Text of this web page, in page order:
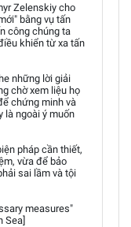
Zelenskiy cho
bằng vụ tấn
công chúng ta
khiển từ xa tấn
những lời giải
chờ xem liệu họ
chứng minh và
là ngoài ý muốn
pháp cần thiết,
vừa để bảo
sai lầm và tội
measures"
Sea]